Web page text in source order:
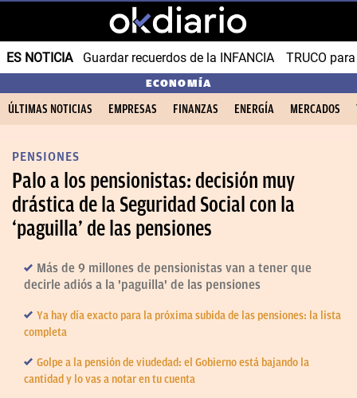
ES NOTICIA Guardar recuerdos de la INFANCIA TRUCO
ECONOMÍA
ÚLTIMAS NOTICIAS EMPRESAS FINANZAS ENERGÍA MERCADOS
PENSIONES
Palo a los pensionistas: decisión muy
drástica de la Seguridad Social con la
‘paguilla’ de las pensiones
Más de 9 millones de pensionistas van a tener que
decirle adiós a la 'paguilla' de las pensiones
Ya hay día exacto para la próxima subida de las pensiones: la lista
completa
Golpe a la pensión de viudedad: el Gobierno está bajando la
cantidad y lo vas a notar en tu cuenta